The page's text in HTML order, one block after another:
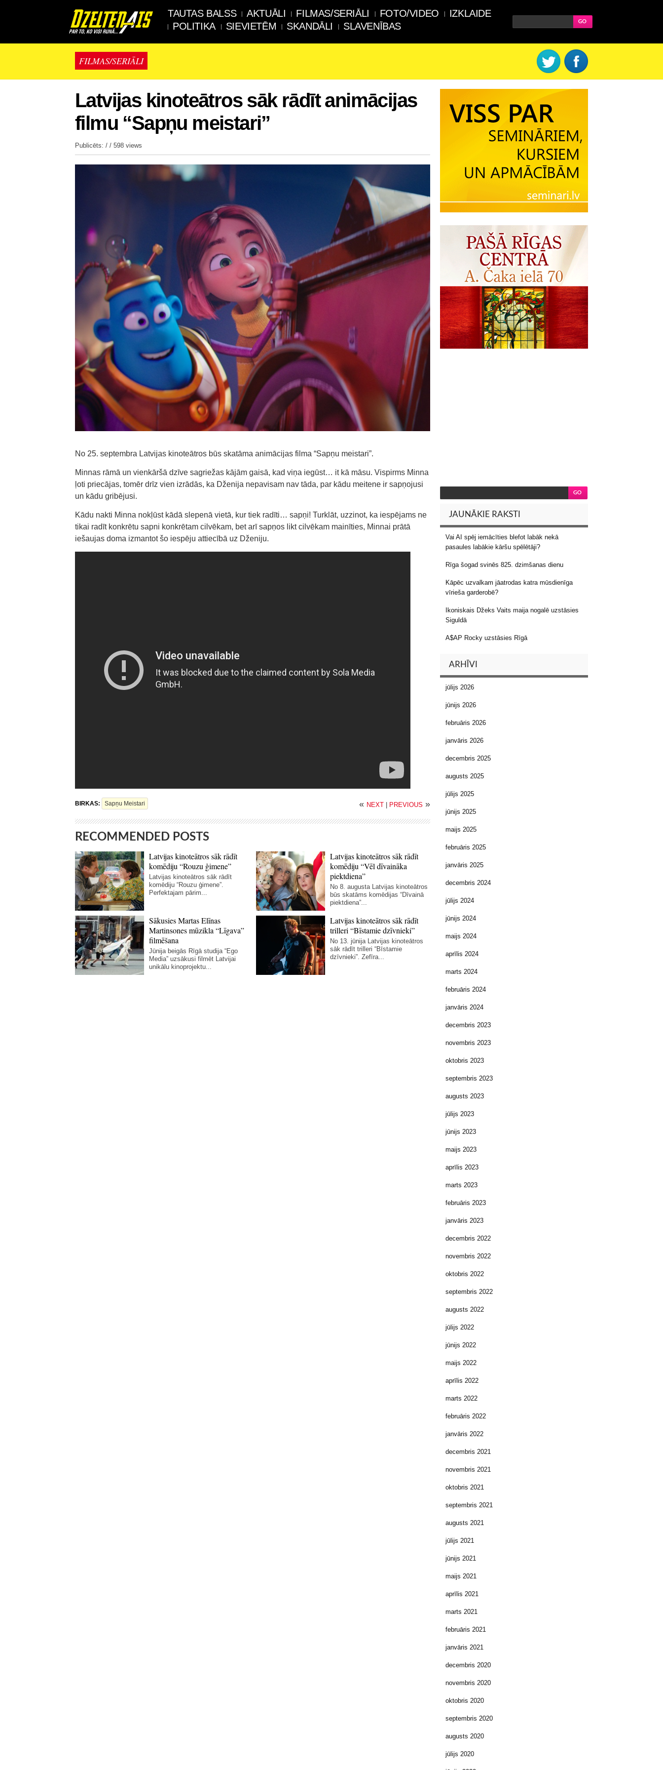
TAUTAS BALSS AKTUĀLI FILMAS/SERIĀLI FOTO/VIDEO
IZKLAIDE
POLITIKA
SIEVIETĒM SKANDĀLI SLAVENĪBAS
FILMAS/SERIĀLI
Latvijas kinoteātros sāk rādīt animācijas
filmu “Sapņu meistari”
Publicēts: / / 598 views
No 25. septembra Latvijas kinoteātros būs skatāma animācijas filma “Sapņu meistari”.
Minnas rāmā un vienkāršā dzīve sagriežas kājām gaisā, kad viņa iegūst… it kā māsu. Vispirms Minna
ļoti priecājas, tomēr drīz vien izrādās, ka Dženija nepavisam nav tāda, par kādu meitene ir sapņojusi
un kādu gribējusi.
Kādu nakti Minna nokļūst kādā slepenā vietā, kur tiek radīti… sapņi! Turklāt, uzzinot, ka iespējams ne
tikai radīt konkrētu sapni konkrētam cilvēkam, bet arī sapņos likt cilvēkam mainīties, Minnai prātā
iešaujas doma izmantot šo iespēju attiecībā uz Dženiju.
BIRKAS: Sapņu Meistari « NEXT PREVIOUS »
RECOMMENDED POSTS
Latvijas kinoteātros sāk rādīt
komēdiju “Rouzu ģimene”
Latvijas kinoteātros sāk rādīt
komēdiju “Rouzu ģimene”.
Perfektajam pārim...
Latvijas kinoteātros sāk rādīt
komēdiju “Vēl dīvaināka
piektdiena”
No 8. augusta Latvijas kinoteātros
būs skatāms komēdijas “Dīvainā
piektdiena”...
Sākusies Martas Elīnas
Martinsones mūzikla “Līgava”
filmēšana
Jūnija beigās Rīgā studija “Ego
Media” uzsākusi filmēt Latvijai
unikālu kinoprojektu...
Latvijas kinoteātros sāk rādīt
trilleri “Bīstamie dzīvnieki”
No 13. jūnija Latvijas kinoteātros
sāk rādīt trilleri “Bīstamie
dzīvnieki”. Zefīra...
JAUNĀKIE RAKSTI
Vai AI spēj iemācīties blefot labāk nekā
pasaules labākie kāršu spēlētāji?
Rīga šogad svinēs 825. dzimšanas dienu
Kāpēc uzvalkam jāatrodas katra mūsdienīga
vīrieša garderobē?
Ikoniskais Džeks Vaits maija nogalē uzstāsies
Siguldā
A$AP Rocky uzstāsies Rīgā
ARHĪVI
jūlijs 2026
jūnijs 2026
februāris 2026
janvāris 2026
decembris 2025
augusts 2025
jūlijs 2025
jūnijs 2025
maijs 2025
februāris 2025
janvāris 2025
decembris 2024
jūlijs 2024
jūnijs 2024
maijs 2024
aprīlis 2024
marts 2024
februāris 2024
janvāris 2024
decembris 2023
novembris 2023
oktobris 2023
septembris 2023
augusts 2023
jūlijs 2023
jūnijs 2023
maijs 2023
aprīlis 2023
marts 2023
februāris 2023
janvāris 2023
decembris 2022
novembris 2022
oktobris 2022
septembris 2022
augusts 2022
jūlijs 2022
jūnijs 2022
maijs 2022
aprīlis 2022
marts 2022
februāris 2022
janvāris 2022
decembris 2021
novembris 2021
oktobris 2021
septembris 2021
augusts 2021
jūlijs 2021
jūnijs 2021
maijs 2021
aprīlis 2021
marts 2021
februāris 2021
janvāris 2021
decembris 2020
novembris 2020
oktobris 2020
septembris 2020
augusts 2020
jūlijs 2020